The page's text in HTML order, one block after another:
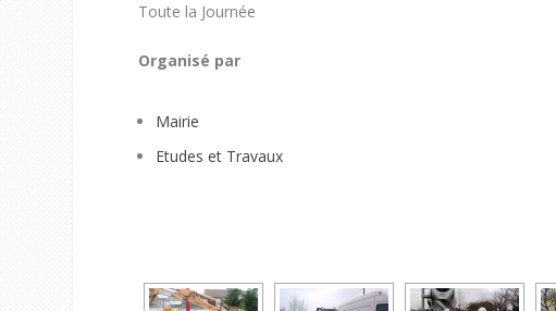
Toute la Journée
Organisé par
Mairie
Etudes et Travaux